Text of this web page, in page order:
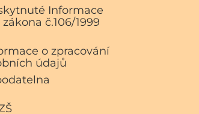
Informace
č.106/1999
o zpracování
údajů